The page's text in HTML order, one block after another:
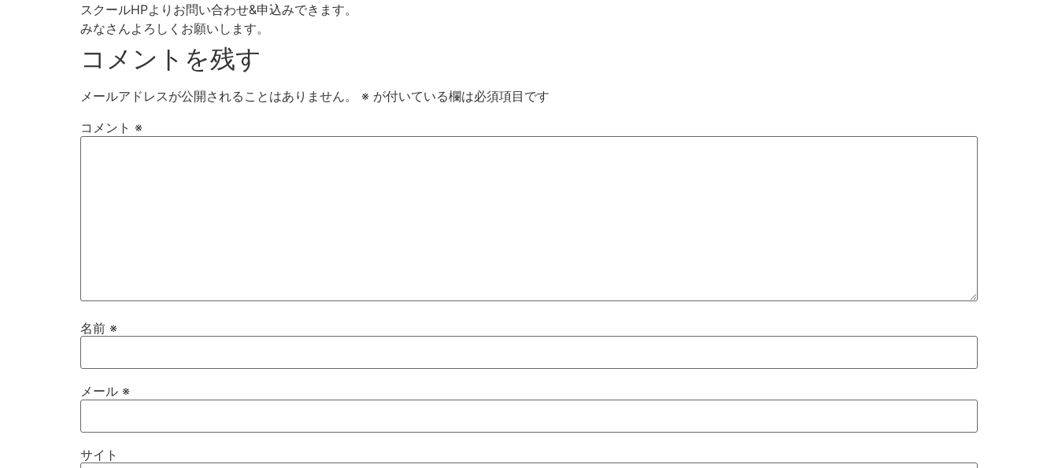
スクールHPよりお問い合わせ&申込みできます。
みなさんよろしくお願いします。
コメントを残す
メールアドレスが公開されることはありません。 ※ が付いている欄は必須項目です
コメント ※
名前 ※
メール ※
サイト